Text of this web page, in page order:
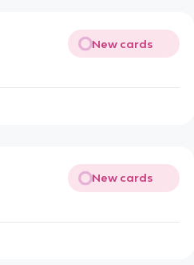
New cards
New cards